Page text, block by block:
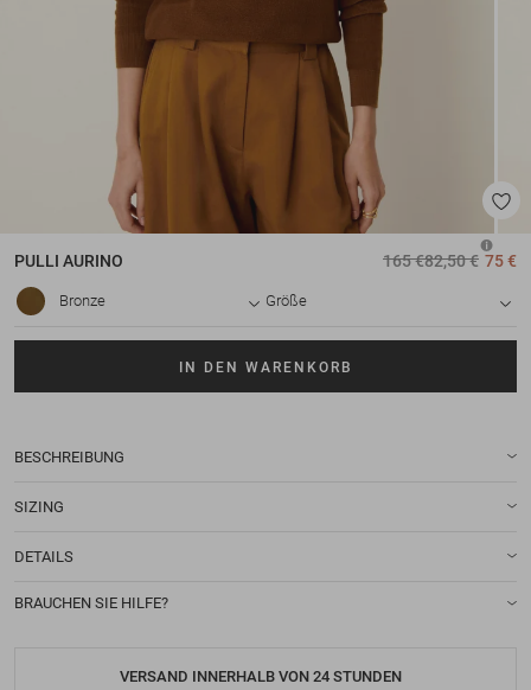
PULLI AURINO 165 €82,50 € 75 €
Bronze Größe
IN DEN WARENKORB
BESCHREIBUNG
SIZING
DETAILS
BRAUCHEN SIE HILFE?
VERSAND INNERHALB VON 24 STUNDEN